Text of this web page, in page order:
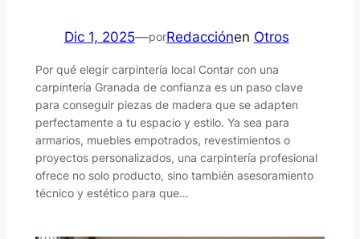
Dic 1, 2025—porRedacciónen Otros
Por qué elegir carpintería local Contar con una
carpintería Granada de confianza es un paso clave
para conseguir piezas de madera que se adapten
perfectamente a tu espacio y estilo. Ya sea para
armarios, muebles empotrados, revestimientos o
proyectos personalizados, una carpintería profesional
ofrece no solo producto, sino también asesoramiento
técnico y estético para que…